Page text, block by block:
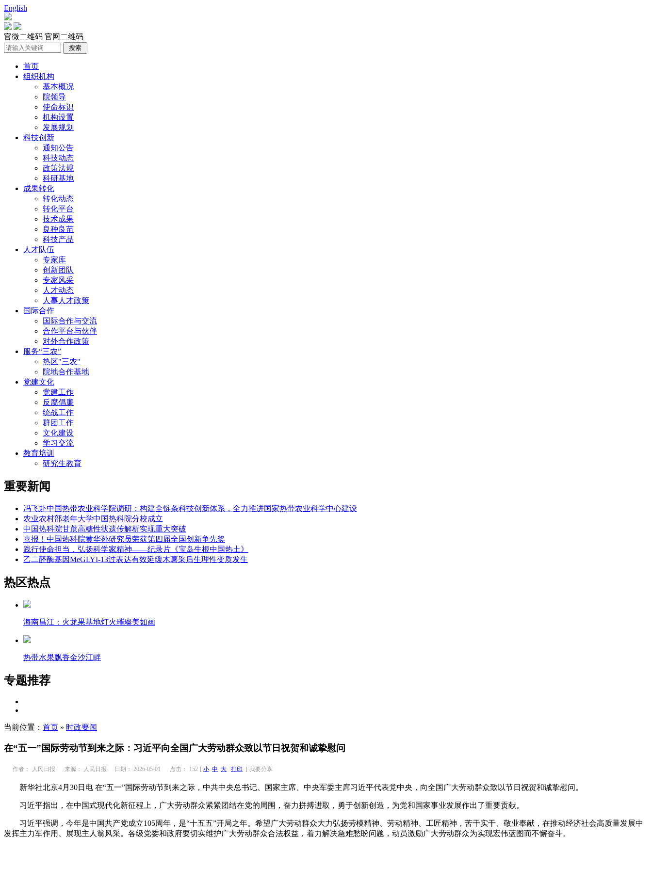
English
官微二维码 官网二维码
首页
组织机构
基本概况
院领导
使命标识
机构设置
发展规划
科技创新
通知公告
科技动态
政策法规
科研基地
成果转化
转化动态
转化平台
技术成果
良种良苗
科技产品
人才队伍
专家库
创新团队
专家风采
人才动态
人事人才政策
国际合作
国际合作与交流
合作平台与伙伴
对外合作政策
服务“三农”
热区"三农"
院地合作基地
党建文化
党建工作
反腐倡廉
统战工作
群团工作
文化建设
学习交流
教育培训
研究生教育
重要新闻
冯飞赴中国热带农业科学院调研：构建全链条科技创新体系，全力推进国家热带农业科学中心建设
农业农村部老年大学中国热科院分校成立
中国热科院甘蔗高糖性状遗传解析实现重大突破
喜报！中国热科院黄华孙研究员荣获第四届全国创新争先奖
践行使命担当，弘扬科学家精神——纪录片《宝岛生根中国热土》
乙二醛酶基因MeGLYI-13过表达有效延缓木薯采后生理性变质发生
热区热点
海南昌江：火龙果基地灯火璀璨美如画
热带水果飘香金沙江畔
专题推荐
当前位置： 首页 » 时政要闻
在“五一”国际劳动节到来之际：习近平向全国广大劳动群众致以节日祝贺和诚挚慰问
作者： 人民日报 来源： 人民日报 日期： 2026-05-01 点击： 152 [ 小 中 大 打印 ] 我要分享
新华社北京4月 30日电 在“五一”国际劳动节到来之际，中共中央总书记、国家主席、中央军委主席习近平代表党中央，向全国广大劳动群众致以节日祝贺和诚挚慰问。
习近平指出，在中国式现代化新征程上，广大劳动群众紧紧团结在党的周围，奋力拼搏进取，勇于创新创造，为党和国家事业发展作出了重要贡献。
习近平强调，今年是中国共产党成立105周年，是“十五五”开局之年。希望广大劳动群众大力弘扬劳模精神、劳动精神、工匠精神，苦干实干、敬业奉献，在推动经济社会高质量发展中
发挥主力军作用、展现主人翁风采。各级党委和政府要切实维护广大劳动群众合法权益，着力解决急难愁盼问题，动员激励广大劳动群众为实现宏伟蓝图而不懈奋斗。